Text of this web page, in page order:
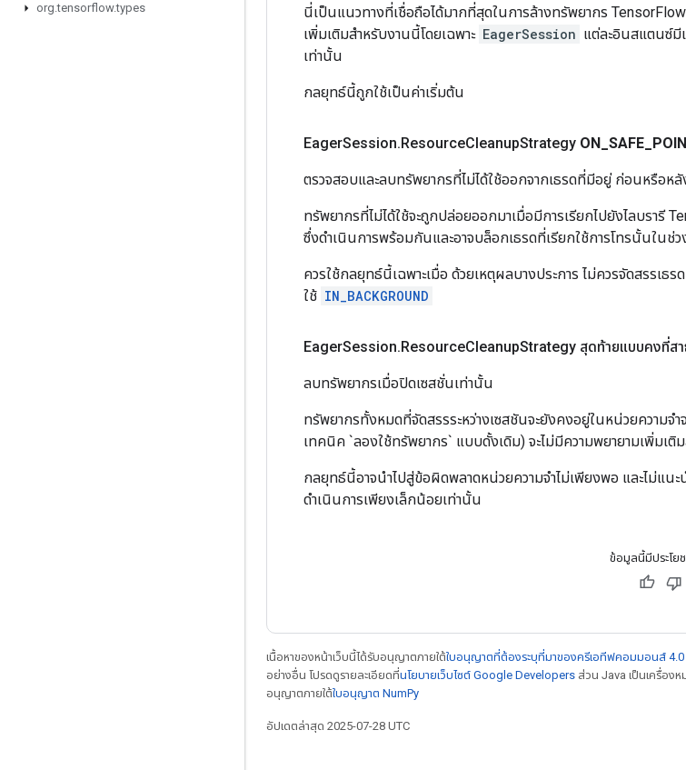
org.tensorflow.types
นี่เป็นแนวทางที่เชื่อถือได้มากที่สุดในการล้างทรัพยากร TensorFlow
เพิ่มเติมสำหรับงานนี้โดยเฉพาะ EagerSession แต่ละอินสแตนซ์มี
เท่านั้น
กลยุทธ์นี้ถูกใช้เป็นค่าเริ่มต้น
EagerSession.ResourceCleanupStrategy ON SAFE
ตรวจสอบและลบทรัพยากรที่ไม่ได้ใช้ออกจากเธรดที่มีอยู่ ก่อนหรือห
ทรัพยากรที่ไม่ได้ใช้จะถูกปล่อยออกมาเมื่อมีการเรียกไปยังไลบรารี
ซึ่งดำเนินการพร้อมกันและอาจบล็อกเธรดที่เรียกใช้การโทรนั้นในช่ว
ควรใช้กลยุทธ์นี้เฉพาะเมื่อ ด้วยเหตุผลบางประการ ไม่ควรจัดสรรเธ
ใช้ IN_BACKGROUND
EagerSession.ResourceCleanupStrategy สุดท้ายแบบคงที่ส
ลบทรัพยากรเมื่อปิดเซสชั่นเท่านั้น
ทรัพยากรทั้งหมดที่จัดสรรระหว่างเซสชันจะยังคงอยู่ในหน่วยความจ
เทคนิค `ลองใช้ทรัพยากร` แบบดั้งเดิม) จะไม่มีความพยายามเพิ่มเติ
กลยุทธ์นี้อาจนำไปสู่ข้อผิดพลาดหน่วยความจำไม่เพียงพอ และไม่แนะ
ดำเนินการเพียงเล็กน้อยเท่านั้น
ข้อมูลนี้มีประโย
เนื้อหาของหน้าเว็บนี้ได้รับอนุญาตภายใต้ใบอนุญาตที่ต้องระบุที่มาของครีเอทีฟคอมมอนส์ 4.0
อย่างอื่น โปรดดูรายละเอียดที่นโยบายเว็บไซต์ Google Developers ส่วน Java เป็นเครื่องห
อนุญาตภายใต้ใบอนุญาต NumPy
อัปเดตล่าสุด 2025-07-28 UTC